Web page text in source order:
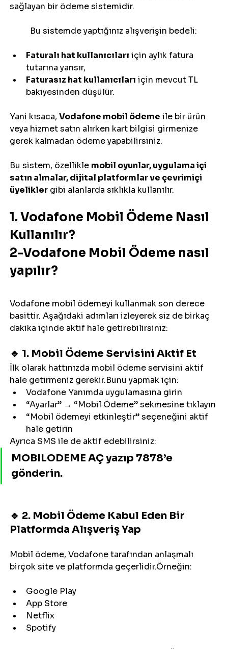
sağlayan bir ödeme sistemidir.
	Bu sistemde yaptığınız alışverişin bedeli:
Faturalı hat kullanıcıları için aylık fatura
tutarına yansır,
Faturasız hat kullanıcıları için mevcut TL
bakiyesinden düşülür.
Yani kısaca, Vodafone mobil ödeme ile bir ürün
veya hizmet satın alırken kart bilgisi girmenize
gerek kalmadan ödeme yapabilirsiniz.
Bu sistem, özellikle mobil oyunlar, uygulama içi
satın almalar, dijital platformlar ve çevrimiçi
üyelikler gibi alanlarda sıklıkla kullanılır.
1. Vodafone Mobil Ödeme Nasıl
Kullanılır?
2-Vodafone Mobil Ödeme nasıl
yapılır?
Vodafone mobil ödemeyi kullanmak son derece
basittir. Aşağıdaki adımları izleyerek siz de birkaç
dakika içinde aktif hale getirebilirsiniz:
🔹 1. Mobil Ödeme Servisini Aktif Et
İlk olarak hattınızda mobil ödeme servisini aktif
hale getirmeniz gerekir.Bunu yapmak için:
Vodafone Yanımda uygulamasına girin
“Ayarlar” → “Mobil Ödeme” sekmesine tıklayın
“Mobil ödemeyi etkinleştir” seçeneğini aktif
hale getirin
Ayrıca SMS ile de aktif edebilirsiniz:
MOBILODEME AÇ yazıp 7878’e
gönderin.
🔹 2. Mobil Ödeme Kabul Eden Bir
Platformda Alışveriş Yap
Mobil ödeme, Vodafone tarafından anlaşmalı
birçok site ve platformda geçerlidir.Örneğin:
Google Play
App Store
Netflix
Spotify